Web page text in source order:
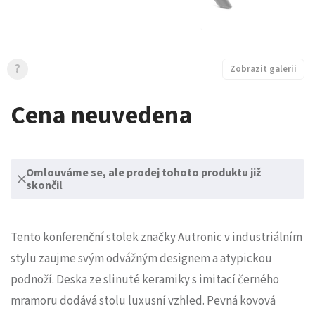
Cena neuvedena
Omlouváme se, ale prodej tohoto produktu již
skončil
Zobrazit galerii
?
Tento konferenční stolek značky Autronic v industriálním
stylu zaujme svým odvážným designem a atypickou
podnoží. Deska ze slinuté keramiky s imitací černého
mramoru dodává stolu luxusní vzhled. Pevná kovová